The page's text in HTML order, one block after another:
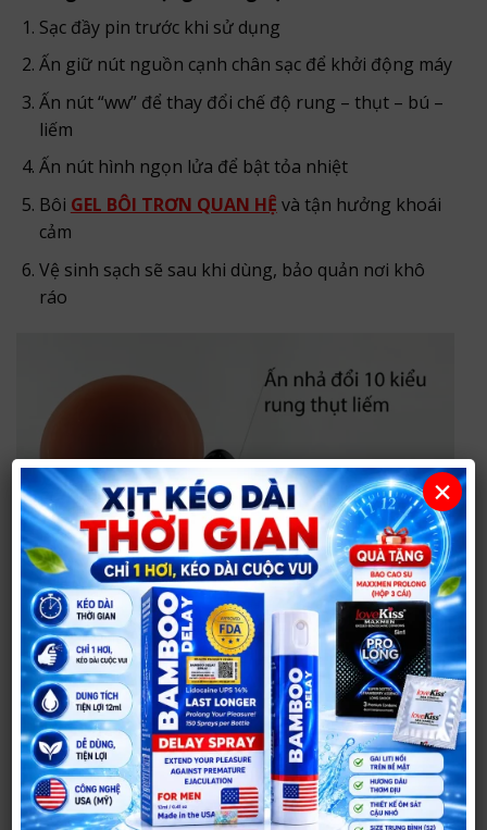
Sạc đầy pin trước khi sử dụng
Ấn giữ nút nguồn cạnh chân sạc để khởi động máy
Ấn nút “ww” để thay đổi chế độ rung – thụt – bú –
liếm
Ấn nút hình ngọn lửa để bật tỏa nhiệt
Bôi GEL BÔI TRƠN QUAN HỆ và tận hưởng khoái
cảm
Vệ sinh sạch sẽ sau khi dùng, bảo quản nơi khô
ráo
MuaDương Vật Giả MUHAỞ Đâu Uy Tín?
×